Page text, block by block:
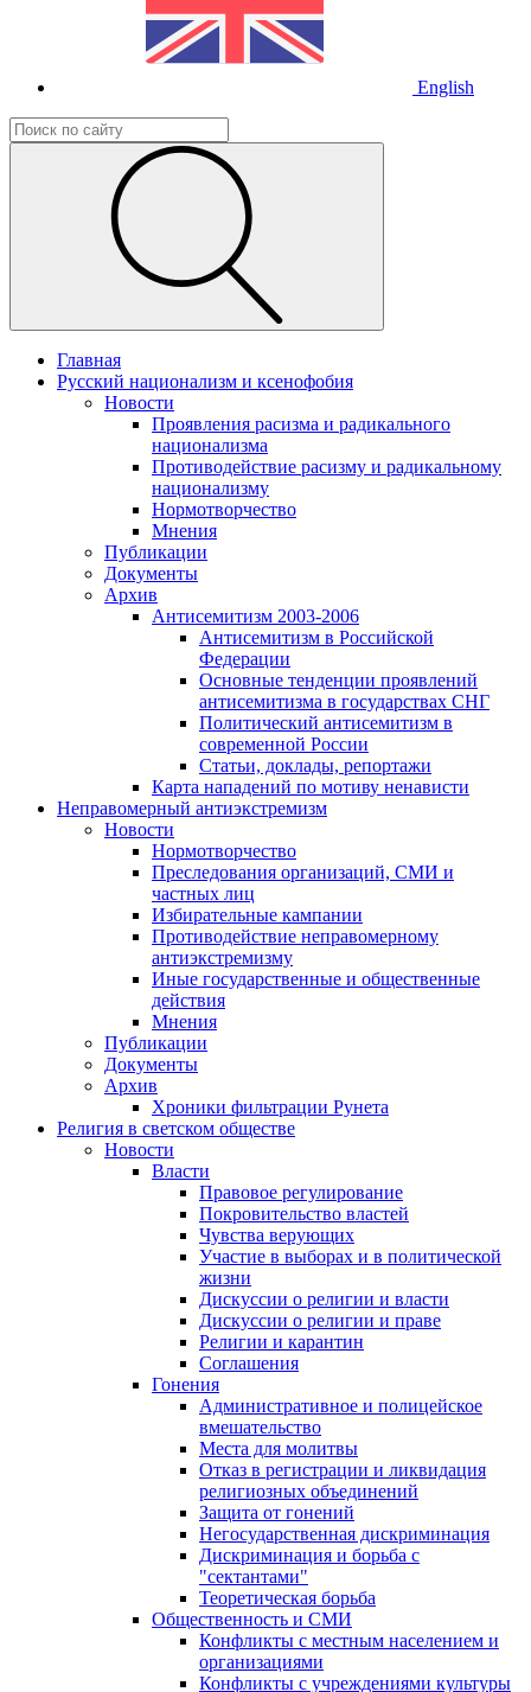
English
Главная
Русский национализм и ксенофобия
Новости
Проявления расизма и радикального
национализма
Противодействие расизму и радикальному
национализму
Нормотворчество
Мнения
Публикации
Документы
Архив
Антисемитизм 2003-2006
Антисемитизм в Российской
Федерации
Основные тенденции проявлений
антисемитизма в государствах СНГ
Политический антисемитизм в
современной России
Статьи, доклады, репортажи
Карта нападений по мотиву ненависти
Неправомерный антиэкстремизм
Новости
Нормотворчество
Преследования организаций, СМИ и
частных лиц
Избирательные кампании
Противодействие неправомерному
антиэкстремизму
Иные государственные и общественные
действия
Мнения
Публикации
Документы
Архив
Хроники фильтрации Рунета
Религия в светском обществе
Новости
Власти
Правовое регулирование
Покровительство властей
Чувства верующих
Участие в выборах и в политической
жизни
Дискуссии о религии и власти
Дискуссии о религии и праве
Религии и карантин
Соглашения
Гонения
Административное и полицейское
вмешательство
Места для молитвы
Отказ в регистрации и ликвидация
религиозных объединений
Защита от гонений
Негосударственная дискриминация
Дискриминация и борьба с
"сектантами"
Теоретическая борьба
Общественность и СМИ
Конфликты с местным населением и
организациями
Конфликты с учреждениями культуры